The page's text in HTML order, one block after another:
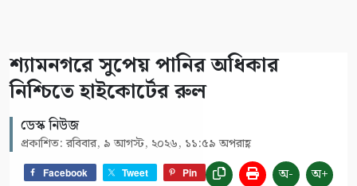
শ্যামনগরে সুপেয় পানির অধিকার
নিশ্চিতে হাইকোর্টের রুল
ডেস্ক নিউজ
প্রকাশিত: রবিবার, ৯ আগস্ট, ২০২৬, ১১:৫৯ অপরাহ্ণ
Facebook Tweet Pin অ- অ+